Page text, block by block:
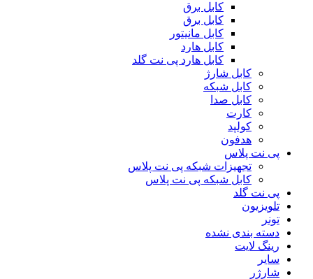
کابل برق
کابل برق
کابل مانیتور
کابل هارد
کابل هارد پی نت گلد
کابل شارژ
کابل شبکه
کابل صدا
کارت
کولپد
هدفون
پی نت پلاس
تجهیزات شبکه پی نت پلاس
کابل شبکه پی نت پلاس
پی نت گلد
تلویزیون
تونر
دسته بندی نشده
رینگ لایت
سایر
شارژر